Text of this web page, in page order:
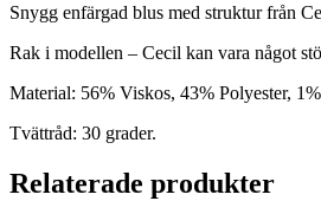
Snygg enfärgad blus med struktur från
Rak i modellen – Cecil kan vara något
Material: 56% Viskos, 43% Polyester,
Tvättråd: 30 grader.
Relaterade produkter